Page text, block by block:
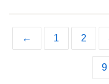
← 1 2
9